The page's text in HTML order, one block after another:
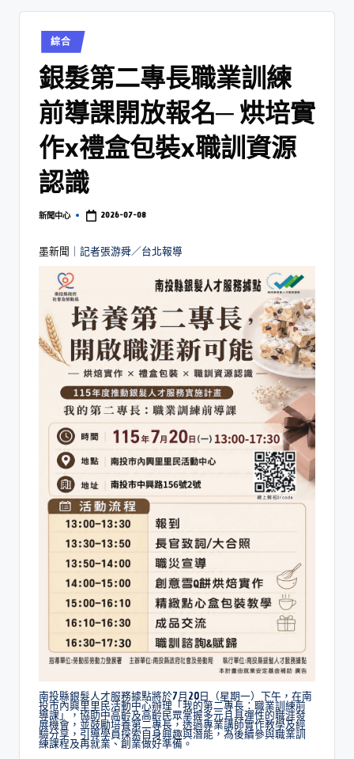
綜合
銀髮第二專長職業訓練
前導課開放報名─ 烘培實
作x禮盒包裝x職訓資源
認識
新聞中心 2026-07-08
墨新聞 ｜記者張游舜／台北報導
南投縣銀髮人才服務據點將於7月20日（星期一）下午，在南
投市內興里里民活動中心辦理「我的第二專長：職業訓練前
導課」，協助中高齡及高齡民眾掌握多元且具彈性的職涯發
展機會，並鼓勵培養第二專長，透過專業講師實作教學及經
驗分享，引導學員探索自身興趣與潛能，為後續參與職業訓
練課程及再就業、創業做好準備。